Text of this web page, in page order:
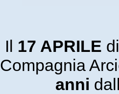
Il 17 APRILE
Compagnia
anni